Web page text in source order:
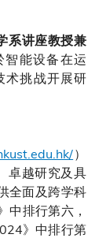
系讲座教授兼
智能设备在运
术挑战开展研
）
卓越研究及具
全面及跨学科
中排行第六，
》中排行第